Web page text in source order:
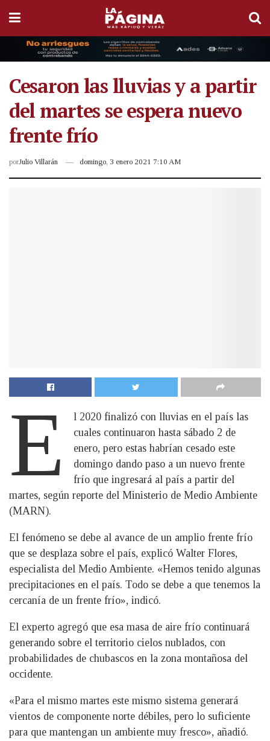
Cesaron las lluvias y a partir
del martes se espera nuevo
frente frío
porJulio Villarán domingo, 3 enero 2021 7:10 AM
E
l 2020 finalizó con lluvias en el país las
cuales continuaron hasta sábado 2 de
enero, pero estas habrían cesado este
domingo dando paso a un nuevo frente
frío que ingresará al país a partir del
martes, según reporte del Ministerio de Medio Ambiente
(MARN).
El fenómeno se debe al avance de un amplio frente frío
que se desplaza sobre el país, explicó Walter Flores,
especialista del Medio Ambiente. «Hemos tenido algunas
precipitaciones en el país. Todo se debe a que tenemos la
cercanía de un frente frío», indicó.
El experto agregó que esa masa de aire frío continuará
generando sobre el territorio cielos nublados, con
probabilidades de chubascos en la zona montañosa del
occidente.
«Para el mismo martes este mismo sistema generará
vientos de componente norte débiles, pero lo suficiente
para que mantengan un ambiente muy fresco», añadió.